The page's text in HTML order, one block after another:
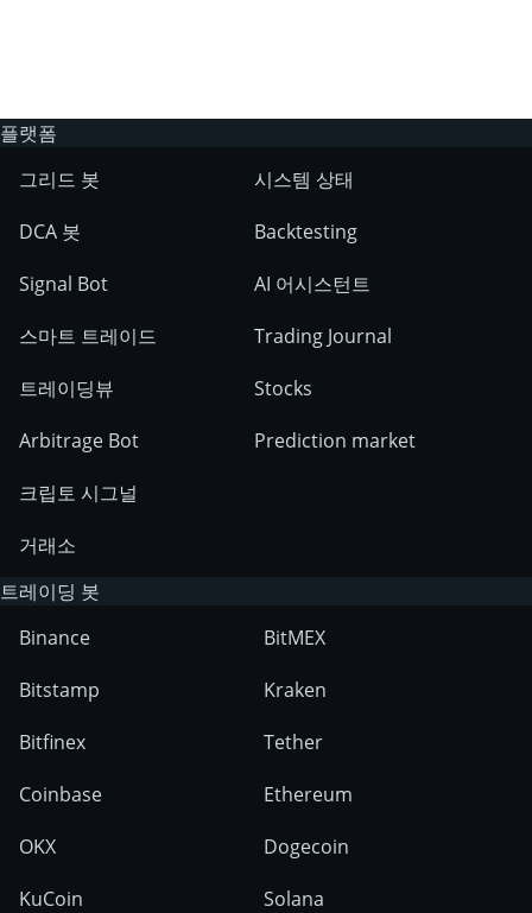
성과 보너스
신규 사용자 지급 보너스:
플랫폼
그리드 봇
DCA 봇
Signal Bot
스마트 트레이드
트레이딩뷰
Arbitrage Bot
크립토 시그널
거래소
시스템 상태
Backtesting
AI 어시스턴트
Trading Journal
Stocks
Prediction market
트레이딩 봇
Binance
Bitstamp
Bitfinex
Coinbase
OKX
KuCoin
BitMEX
Kraken
Tether
Ethereum
Dogecoin
Solana